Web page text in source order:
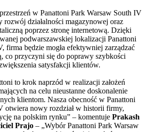
w Panattoni Park Warsaw South IV
działalności magazynowej oraz
poprzez stronę internetową. Dzięki
podwarszawskiej lokalizacji Panattoni
firma będzie mogła efektywniej zarządzać
co przyczyni się do poprawy szybkości
satysfakcji klientów.
to krok naprzód w realizacji założeń
na celu nieustanne doskonalenie
klientom. Nasza obecność w Panattoni
otwiera nowy rozdział w historii firmy,
na polskim rynku” – komentuje Prakash
Prajo – „Wybór Panattoni Park Warsaw